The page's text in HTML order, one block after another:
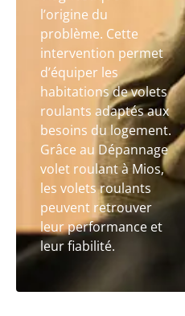
l’origine du
problème. Cette
intervention permet
d’équiper les
habitations de volets
roulants adaptés aux
besoins du logement.
Grâce au Dépannage
volet roulant à Mios,
les volets roulants
peuvent retrouver
leur performance et
leur fiabilité.